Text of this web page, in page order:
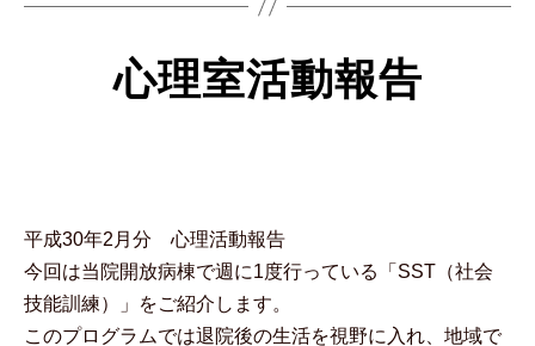
心理室活動報告
平成30年2月分 心理活動報告
今回は当院開放病棟で週に1度行っている「SST（社会
技能訓練）」をご紹介します。
このプログラムでは退院後の生活を視野に入れ、地域で